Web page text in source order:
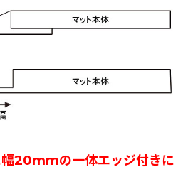
幅20mmの一体エッジ付きに